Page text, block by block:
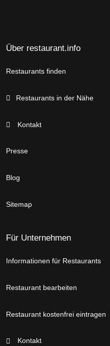
Über restaurant.info
Restaurants finden
Restaurants in der Nähe
Kontakt
Presse
Blog
Sitemap
Für Unternehmen
Informationen für Restaurants
Restaurant bearbeiten
Restaurant kostenfrei eintragen
Kontakt